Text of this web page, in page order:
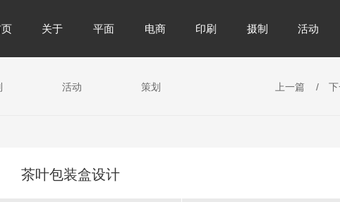
关于 平面 电商 印刷 摄制 活动
上一篇 /
活动 策划
茶叶包装盒设计